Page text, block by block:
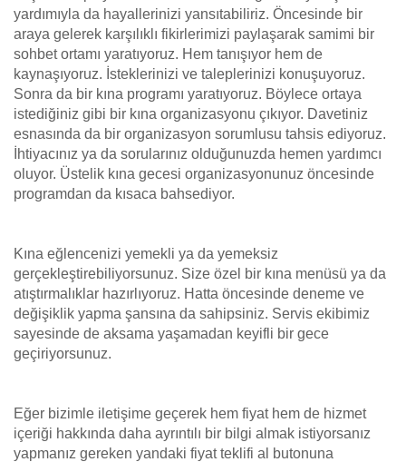
yardımıyla da hayallerinizi yansıtabiliriz. Öncesinde bir
araya gelerek karşılıklı fikirlerimizi paylaşarak samimi bir
sohbet ortamı yaratıyoruz. Hem tanışıyor hem de
kaynaşıyoruz. İsteklerinizi ve taleplerinizi konuşuyoruz.
Sonra da bir kına programı yaratıyoruz. Böylece ortaya
istediğiniz gibi bir kına organizasyonu çıkıyor. Davetiniz
esnasında da bir organizasyon sorumlusu tahsis ediyoruz.
İhtiyacınız ya da sorularınız olduğunuzda hemen yardımcı
oluyor. Üstelik kına gecesi organizasyonunuz öncesinde
programdan da kısaca bahsediyor.
Kına eğlencenizi yemekli ya da yemeksiz
gerçekleştirebiliyorsunuz. Size özel bir kına menüsü ya da
atıştırmalıklar hazırlıyoruz. Hatta öncesinde deneme ve
değişiklik yapma şansına da sahipsiniz. Servis ekibimiz
sayesinde de aksama yaşamadan keyifli bir gece
geçiriyorsunuz.
Eğer bizimle iletişime geçerek hem fiyat hem de hizmet
içeriği hakkında daha ayrıntılı bir bilgi almak istiyorsanız
yapmanız gereken yandaki fiyat teklifi al butonuna